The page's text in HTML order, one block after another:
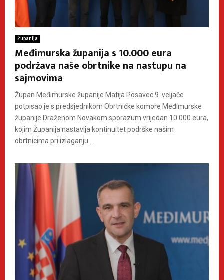
Županija
Međimurska županija s 10.000 eura
podržava naše obrtnike na nastupu na
sajmovima
Župan Međimurske županije Matija Posavec 9. veljače
potpisao je s predsjednikom Obrtničke komore Međimurske
županije Draženom Novakom sporazum vrijedan 10.000 eura,
kojim Županija nastavlja kontinuitet podrške našim
obrtnicima pri izlaganju...